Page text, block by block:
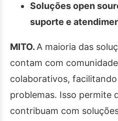
Soluções open
suporte e
MITO.A maioria das
contam com
colaborativos,
problemas. Isso permite
contribuam com